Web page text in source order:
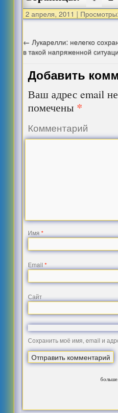
2 апреля, 2011 |
← Лукарелли: нелегко
в такой напряженной
Добавить
Ваш адрес email
помечены *
Комментарий
Имя*
Email*
Сайт
Сохранить моё имя, email и